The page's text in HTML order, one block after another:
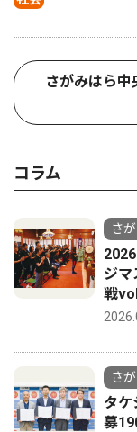
さがみはら
コラム
さ
ジマ
戦
さ
タ
募